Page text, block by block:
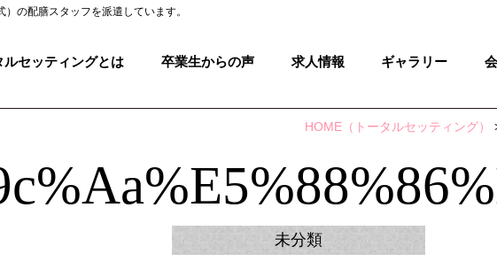
の配膳スタッフを派遣しています。
ルセッティングとは 卒業生からの声 求人情報 ギャラリー
HOME （トータルセッティング）
未分類